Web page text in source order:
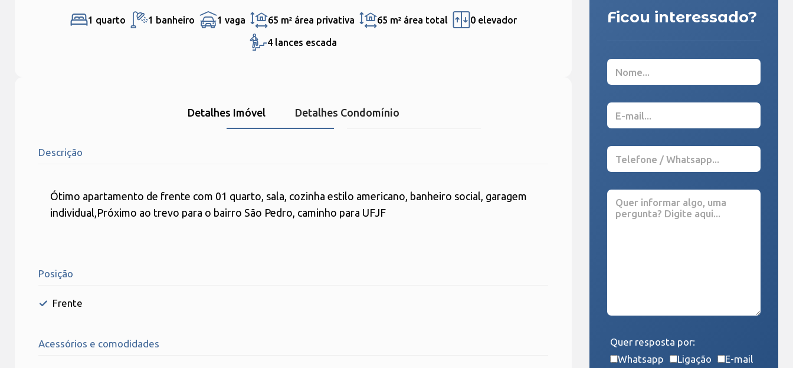
1 quarto 1 banheiro 1 vaga 65 m² área privativa 65 m² área total 0 elevador
4 lances escada
Detalhes Imóvel Detalhes Condomínio
Descrição
Ótimo apartamento de frente com 01 quarto, sala, cozinha estilo americano, banheiro social, garagem
individual,Próximo ao trevo para o bairro São Pedro, caminho para UFJF
Posição
Frente
Acessórios e comodidades
Ficou interessado?
Quer resposta por:
Whatsapp
Ligação E-mail